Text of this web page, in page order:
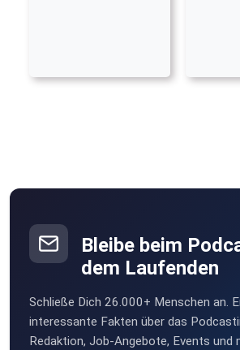
Bleibe beim
dem Laufenden
Schließe Dich 26.000+ Menschen an.
interessante Fakten über das
Redaktion, Job-Angebote, Events und